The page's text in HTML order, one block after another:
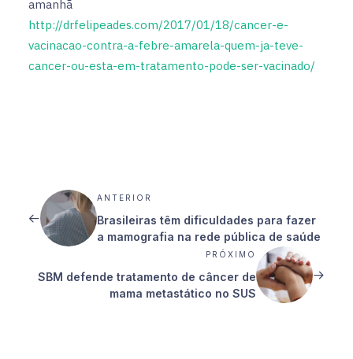
amanhã
http://drfelipeades.com/2017/01/18/cancer-e-
vacinacao-contra-a-febre-amarela-quem-ja-teve-
cancer-ou-esta-em-tratamento-pode-ser-vacinado/
ANTERIOR
Brasileiras têm dificuldades para fazer
a mamografia na rede pública de saúde
PRÓXIMO
SBM defende tratamento de câncer de
mama metastático no SUS